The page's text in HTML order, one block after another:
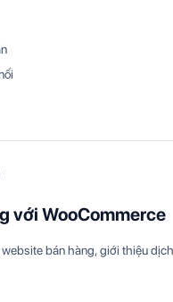
với WooCommerce
bán hàng, giới thiệu